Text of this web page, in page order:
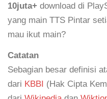
10juta+ download di
yang main TTS Pintar
mau ikut main?
Catatan
Sebagian besar definisi
dari KBBI (Hak Cipta